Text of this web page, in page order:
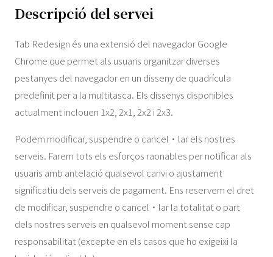
Descripció del servei
Tab Redesign és una extensió del navegador Google
Chrome que permet als usuaris organitzar diverses
pestanyes del navegador en un disseny de quadrícula
predefinit per a la multitasca. Els dissenys disponibles
actualment inclouen 1x2, 2x1, 2x2 i 2x3.
Podem modificar, suspendre o cancel·lar els nostres
serveis. Farem tots els esforços raonables per notificar als
usuaris amb antelació qualsevol canvi o ajustament
significatiu dels serveis de pagament. Ens reservem el dret
de modificar, suspendre o cancel·lar la totalitat o part
dels nostres serveis en qualsevol moment sense cap
responsabilitat (excepte en els casos que ho exigeixi la